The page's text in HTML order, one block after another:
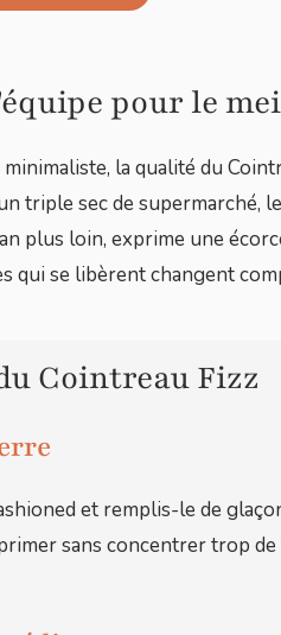
pour le
la qualité du
triple sec de supermarché,
plus loin, exprime une
qui se libèrent changent
Cointreau Fizz
et remplis-le de
sans concentrer trop